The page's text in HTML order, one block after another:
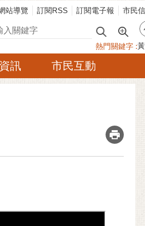
站導覽 訂閱RSS 訂閱電子報 市民
熱門關鍵字
訊 市民互動
_